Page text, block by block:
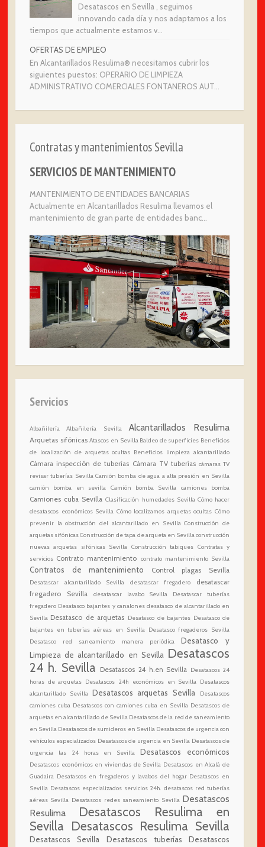
Desatascos en Sevilla , seguimos
innovando cada día y nos adaptamos a los
tiempos que actualmente estamos v...
OFERTAS DE EMPLEO
En Alcantarillados Resulima® necesitamos cubrir los
siguientes puestos: OPERARIO DE LIMPIEZA
ADMINISTRATIVO COMERCIALES FONTANEROS AUT...
Contratas y mantenimientos Sevilla
SERVICIOS DE MANTENIMIENTO
MANTENIMIENTO DE ENTIDADES BANCARIAS
Actualmente en Alcantarillados Resulima llevamos el
mantenimiento de gran parte de entidades banc...
Servicios
Albañilería Albañilería Sevilla Alcantarillados Resulima
Arquetas sifónicas Atascos en Sevilla Baldeo de superficies Beneficios
de localización de arquetas ocultas Beneficios limpieza alcantarillado
Cámara inspección de tuberías Cámara TV tuberías cámaras TV
revisar tuberías Sevilla Camión bomba de agua a alta presión en Sevilla
camión bomba en sevilla
Camión bomba Sevilla camiones bomba
Camiones cuba Sevilla Clasificación humedades Sevilla Cómo hacer
desatascos económicos Sevilla Cómo localizamos arquetas ocultas Cómo
prevenir la obstrucción del alcantarillado en Sevilla Construcción de
arquetas sifónicasConstrucción de tapa de arqueta en Sevillaconstrucción
nuevas arquetas sifónicas Sevilla Construcción tabiques Contratas y
servicios Contrato mantenimiento contrato mantenimiento Sevilla
Contratos de mantenimiento Control plagas Sevilla
Desatascar alcantarillado Sevilla desatascar fregadero
desatascar
fregadero Sevilla
desatascar lavabo Sevilla
Desatascar tuberías
fregadero Desatasco bajantes y canalones desatasco de alcantarillado en
Sevilla Desatasco de arquetas Desatasco de bajantes Desatasco de
bajantes en tuberías aéreas en Sevilla Desatasco fregaderos Sevilla
Desatasco red saneamiento manera periódica
Desatasco y
Limpieza de alcantarillado en Sevilla Desatascos
24 h. Sevilla
Desatascos 24 h.en Sevilla Desatascos 24
horas de arquetas Desatascos 24h económicos en Sevilla Desatascos
alcantarillado Sevilla Desatascos arquetas Sevilla
Desatascos
camiones cuba Desatascos con camiones cuba en Sevilla Desatascos de
arquetas en alcantarillado de Sevilla Desatascos de la red de saneamiento
en Sevilla Desatascos de sumideros en Sevilla Desatascos de urgencia con
vehículos especializados Desatascos de urgencia en Sevilla Desatascos de
urgencia las 24 horas en Sevilla
Desatascos económicos
Desatascos económicos en viviendas de Sevilla Desatascos en Alcalá de
Guadaira Desatascos en fregaderos y lavabos del hogar Desatascos en
Sevilla Desatascos especializados servicios 24h. desatascos red tuberías
aéreas Sevilla Desatascos redes saneamiento Sevilla Desatascos
Resulima
Desatascos Resulima en
Sevilla Desatascos Resulima Sevilla
Desatascos Sevilla Desatascos tuberías
Desatascos